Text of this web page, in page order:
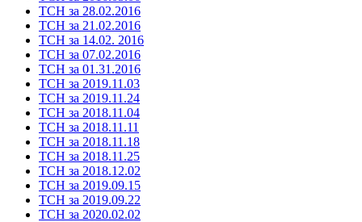
ТСН за 28.02.2016
ТСН за 21.02.2016
ТСН за 14.02. 2016
ТСН за 07.02.2016
ТСН за 01.31.2016
ТСН за 2019.11.03
ТСН за 2019.11.24
ТСН за 2018.11.04
ТСН за 2018.11.11
ТСН за 2018.11.18
ТСН за 2018.11.25
ТСН за 2018.12.02
ТСН за 2019.09.15
ТСН за 2019.09.22
ТСН за 2020.02.02